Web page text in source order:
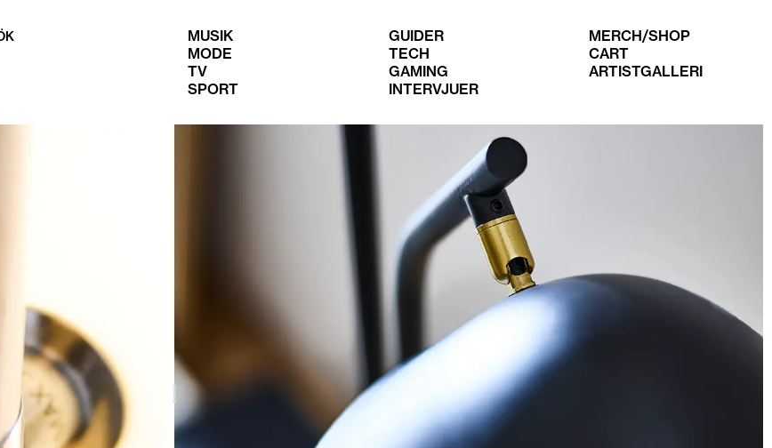
MUSIK
MODE
TV
SPORT
GUIDER
TECH
GAMING
INTERVJUER
MERCH/SHOP
CART
ARTISTGALLERI